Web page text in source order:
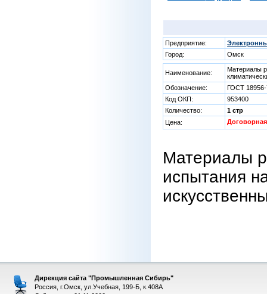
Предприятие:
Город:
Омск
Наименование:
Материалы
Обозначение:
ГОСТ 18956-
Код ОКП:
953400
Количество:
1 стр
Цена:
Договорная
Материалы
испытания
Дирекция сайта "Промышленная Сибирь"
Россия, г.Омск, ул.Учебная, 199-Б, к.408А